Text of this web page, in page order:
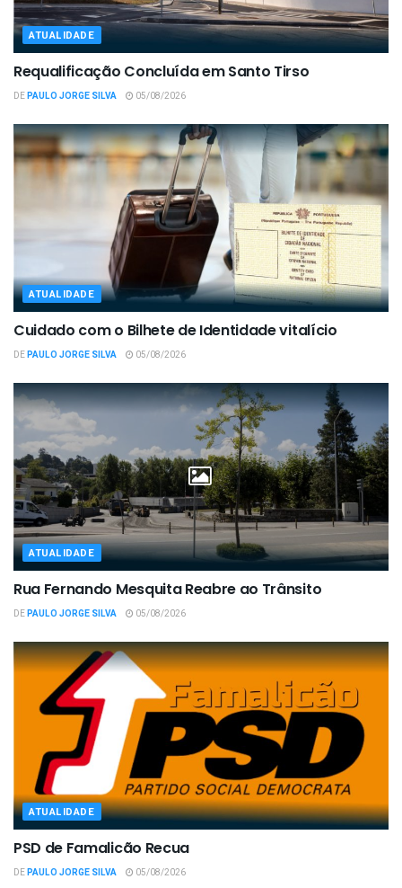
ATUALIDADE
Requalificação Concluída em Santo Tirso
DEPAULO JORGE SILVA 05/08/2026
ATUALIDADE
Cuidado com o Bilhete de Identidade vitalício
DEPAULO JORGE SILVA 05/08/2026
ATUALIDADE
Rua Fernando Mesquita Reabre ao Trânsito
DEPAULO JORGE SILVA 05/08/2026
ATUALIDADE
PSD de Famalicão Recua
DEPAULO JORGE SILVA 05/08/2026